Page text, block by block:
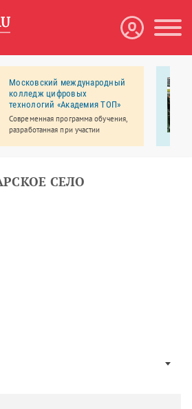
Московский международный
колледж цифровых
технологий «Академия TOП»
Современная программа обучения,
разработанная при участии
портфолио. СЕЛО